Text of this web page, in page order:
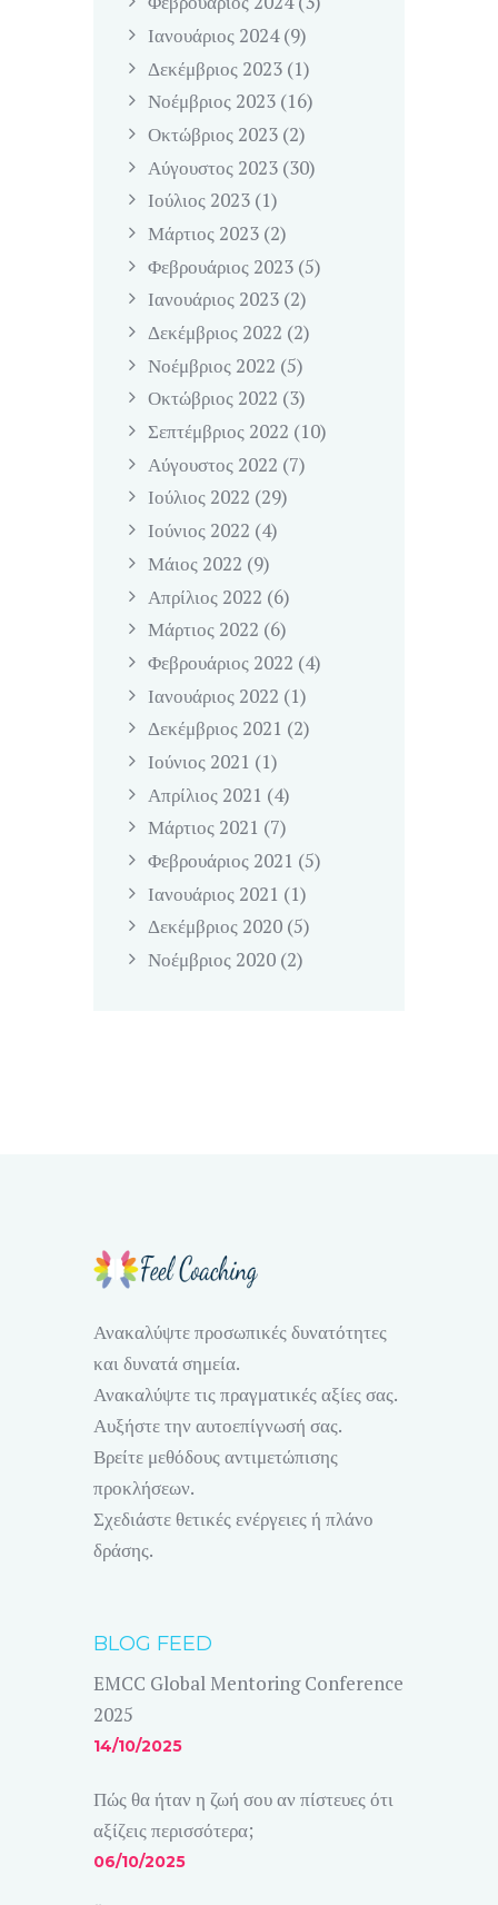
Ιανουάριος 2024(9)
Δεκέμβριος 2023 (1)
Νοέμβριος 2023 (16)
Οκτώβριος 2023 (2)
Αύγουστος 2023 (30)
Ιούλιος 2023 (1)
Μάρτιος 2023 (2)
Φεβρουάριος 2023 (5)
Ιανουάριος 2023 (2)
Δεκέμβριος 2022 (2)
Νοέμβριος 2022 (5)
Οκτώβριος 2022 (3)
Σεπτέμβριος 2022 (10)
Αύγουστος 2022 (7)
Ιούλιος 2022 (29)
Ιούνιος 2022 (4)
Μάιος 2022 (9)
Απρίλιος 2022 (6)
Μάρτιος 2022 (6)
Φεβρουάριος 2022 (4)
Ιανουάριος 2022 (1)
Δεκέμβριος 2021 (2)
Ιούνιος 2021 (1)
Απρίλιος 2021 (4)
Μάρτιος 2021 (7)
Φεβρουάριος 2021 (5)
Ιανουάριος 2021 (1)
Δεκέμβριος 2020 (5)
Νοέμβριος 2020 (2)
Ανακαλύψτε προσωπικές δυνατότητες
και δυνατά σημεία.
Ανακαλύψτε τις πραγματικές αξίες σας.
Αυξήστε την αυτοεπίγνωσή σας.
Βρείτε μεθόδους αντιμετώπισης
προκλήσεων.
Σχεδιάστε θετικές ενέργειες ή πλάνο
δράσης.
BLOG FEED
EMCC Global Mentoring Conference
2025
14/10/2025
Πώς θα ήταν η ζωή σου αν πίστευες ότι
αξίζεις περισσότερα;
06/10/2025